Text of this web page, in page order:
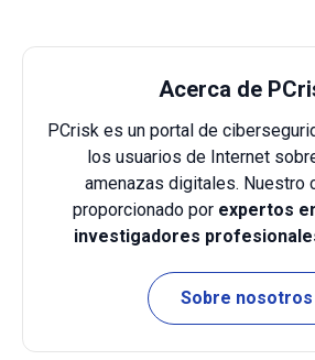
Acerca de
PCrisk es un portal de
los usuarios de Internet
amenazas digitales. Nuestro
proporcionado por expertos
investigadores
Sobre nosotros